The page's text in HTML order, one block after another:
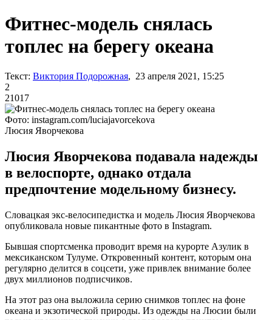
Фитнес-модель снялась
топлес на берегу океана
Текст: Виктория Подорожная, 23 апреля 2021, 15:25
2
21017
Фото: instagram.com/luciajavorcekova
Люсия Яворчекова
Люсия Яворчекова подавала надежды
в велоспорте, однако отдала
предпочтение модельному бизнесу.
Словацкая экс-велосипедистка и модель Люсия Яворчекова
опубликовала новые пикантные фото в Instagram.
Бывшая спортсменка проводит время на курорте Азулик в
мексиканском Тулуме. Откровенный контент, которым она
регулярно делится в соцсети, уже привлек внимание более
двух миллионов подписчиков.
На этот раз она выложила серию снимков топлес на фоне
океана и экзотической природы. Из одежды на Люсии были